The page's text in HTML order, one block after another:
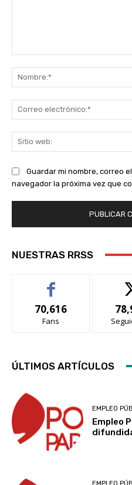
Guardar mi nombre, correo
navegador la próxima vez que
NUESTRAS RRSS
70,616
Fans
ÚLTIMOS ARTÍCULOS
EMPLEO
Empleo